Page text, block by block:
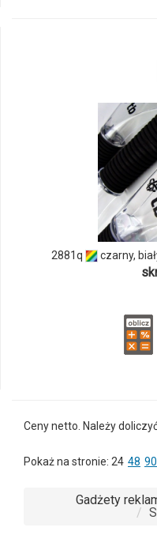
2881q czarny,
Ceny netto. Należy
Pokaż na stronie: 24 48 90
Gadżety